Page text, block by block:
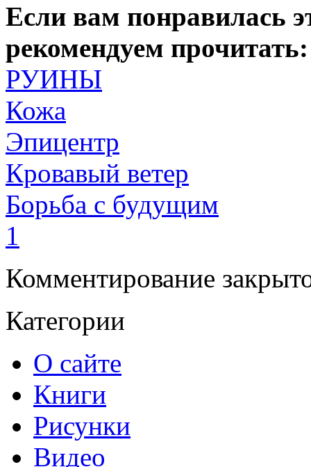
Если вам понравилась
рекомендуем прочитать:
РУИНЫ
Кожа
Эпицентр
Кровавый ветер
Борьба с будущим
1
Комментирование
Категории
О сайте
Книги
Рисунки
Видео